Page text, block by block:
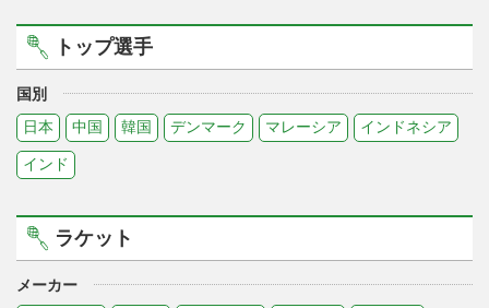
トップ選手
国別
日本
中国 韓国 デンマーク マレーシア インドネシア
インド
ラケット
メーカー